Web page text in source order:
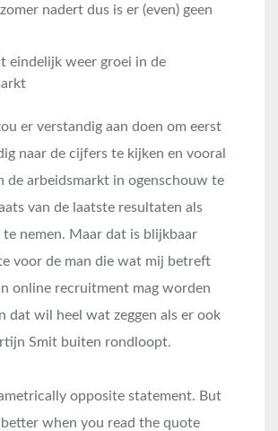
nadert dus is er (even) geen
eindelijk weer groei in de
er verstandig aan doen om eerst
naar de cijfers te kijken en vooral
de arbeidsmarkt in ogenschouw te
van de laatste resultaten als
nemen. Maar dat is blijkbaar
voor de man die wat mij betreft
online recruitment mag worden
dat wil heel wat zeggen als er ook
Smit buiten rondloopt.
opposite statement. But
when you read the quote